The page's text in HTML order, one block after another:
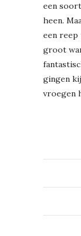
een
heen.
een reep
groot
gingen
vroegen